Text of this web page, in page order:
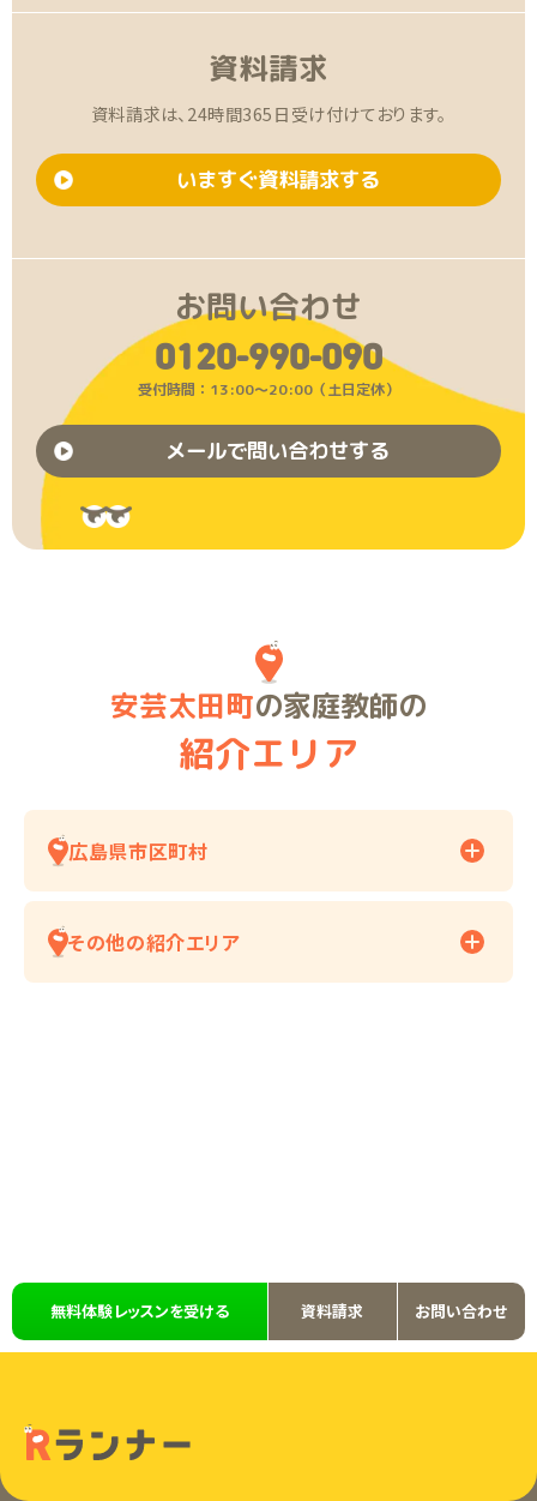
資料請求
資料請求は、24時間365日受け付けております。
いますぐ資料請求する
お問い合わせ
0120-990-090
受付時間：13:00〜20:00（土日定休）
メールで問い合わせする
安芸太田町の家庭教師の
紹介エリア
広島県市区町村
その他の紹介エリア
無料体験レッスンを受ける 資料請求 お問い合わせ